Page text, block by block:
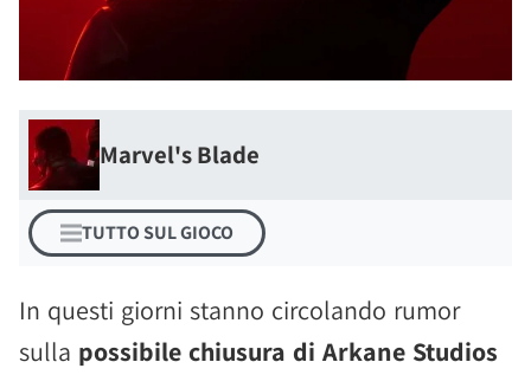
Marvel's Blade
TUTTO SUL GIOCO
In questi giorni stanno circolando rumor
sulla possibile chiusura di Arkane Studios